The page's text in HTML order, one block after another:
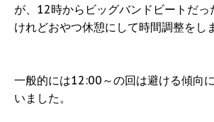
が、12時からビッグバンドビートだっ
けれどおやつ休憩にして時間調整をし
一般的には12:00～の回は避ける傾向
いました。